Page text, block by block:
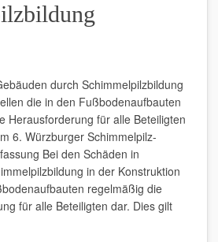
durch Schimmelpilzbildung
die in den Fußbodenaufbauten
Herausforderung für alle Beteiligten
6. Würzburger Schimmelpilz-
Bei den Schäden in
in der Konstruktion
regelmäßig die
für alle Beteiligten dar. Dies gilt